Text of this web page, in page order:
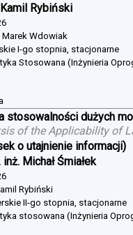
Rybiński
Marek Wdowiak
I-go stopnia, stacjonarne
Stosowana (Inżynieria
stosowalności dużych
of the Applicability of
o utajnienie informacji)
inż. Michał Śmiałek
Rybiński
II-go stopnia, stacjonarne
stosowana (Inżynieria